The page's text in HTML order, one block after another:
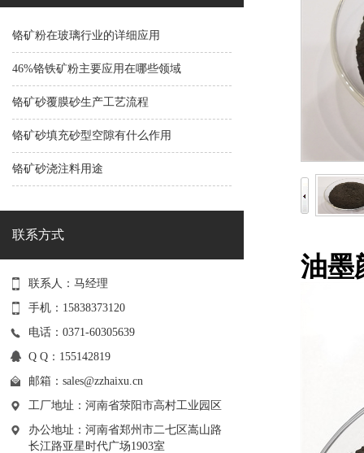
铬矿粉在玻璃行业的详细应用
46%铬铁矿粉主要应用在哪些领域
铬矿砂覆膜砂生产工艺流程
铬矿砂填充砂型空隙有什么作用
铬矿砂浇注料用途
联系方式
联系人：马经理
手机：15838373120
电话：0371-60305639
Q Q：155142819
邮箱： sales@zzhaixu.cn
工厂地址：河南省荥阳市高村工业园区
办公地址：河南省郑州市二七区嵩山路
长江路亚星时代广场1903室
油墨